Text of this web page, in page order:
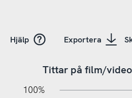
Hjälp Exportera
Tittar på film/
100%